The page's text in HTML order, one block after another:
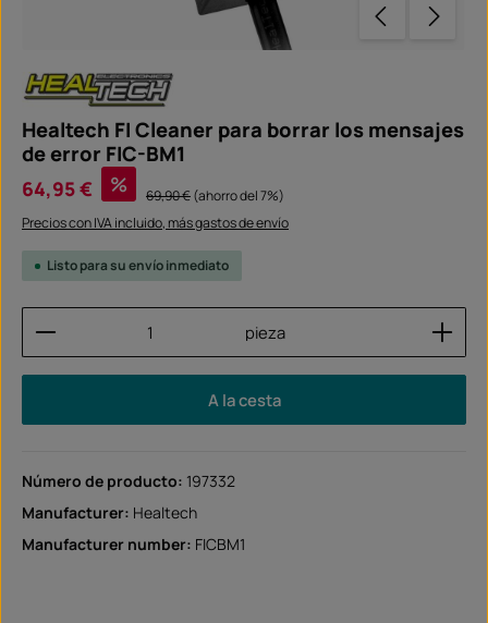
Healtech FI Cleaner para borrar los mensajes
de error FIC-BM1
Precio de venta:
64,95 € % Precio normal:
69,90 €(ahorro del 7%)
Precios con IVA incluido, más gastos de envío
Listo para su envío inmediato
Cantidad del producto: introduce la cantidad
pieza
A la cesta
Número de producto: 197332
Manufacturer: Healtech
Manufacturer number: FICBM1